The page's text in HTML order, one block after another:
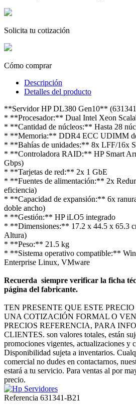
Solicita tu cotización
Cómo comprar
Descripción
Detalles del producto
**Servidor HP DL380 Gen10**
* **Procesador:** Dual Intel Xeon
* **Cantidad de núcleos:** Hasta 28
* **Memoria:** DDR4 ECC UDIMM
* **Bahías de unidades:** 8x LFF/16x
* **Controladora RAID:** HP Smart
Gbps)
* **Tarjetas de red:** 2x 1 GbE
* **Fuentes de alimentación:** 2x
eficiencia)
* **Capacidad de expansión:** 6x
doble ancho)
* **Gestión:** HP iLO5 integrado
* **Dimensiones:** 17.2 x 44.5 x 65.3
Altura)
* **Peso:** 21.5 kg
* **Sistema operativo compatible:**
Enterprise Linux, VMware
Recuerda siempre verificar la ficha
página del fabricante.
TEN PRESENTE QUE ESTE
UNA COTIZACIÓN FORMAL O
PRECIOS REFERENCIA, PARA
CLIENTES. son valores totales, están
promociones vigentes, actualizaciones y
Disponibilidad sujeta a inventarios.
comercial no dudes en contactarnos,
estará a tu servicio. Para ventas al por
precio.
Referencia 631341-B21